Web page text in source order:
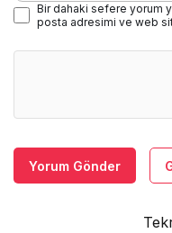
Bir dahaki sefere yorum
posta adresimi ve web
Yorum Gönder